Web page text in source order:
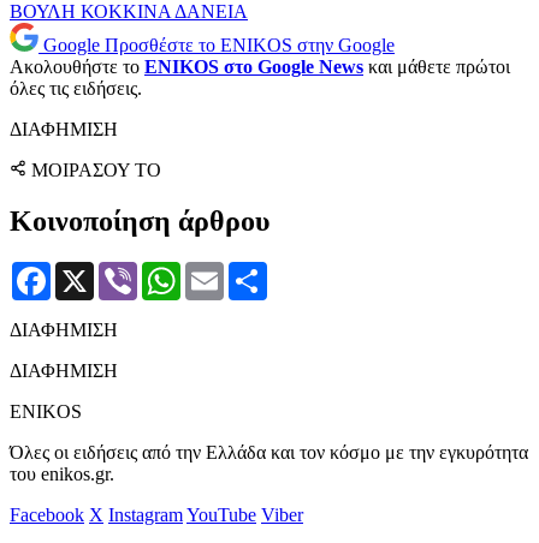
ΒΟΥΛΗ ΚΟΚΚΙΝΑ ΔΑΝΕΙΑ
Google Προσθέστε το ENIKOS στην Google
Ακολουθήστε το ENIKOS στο Google News και μάθετε πρώτοι
όλες τις ειδήσεις.
ΔΙΑΦΗΜΙΣΗ
ΜΟΙΡΑΣΟΥ ΤΟ
Κοινοποίηση άρθρου
Facebook
X Viber WhatsApp
Email
ΔΙΑΦΗΜΙΣΗ
ΔΙΑΦΗΜΙΣΗ
ENIKOS
Όλες οι ειδήσεις από την Ελλάδα και τον κόσμο με την εγκυρότητα
του enikos.gr.
Facebook X InstagramYouTube Viber